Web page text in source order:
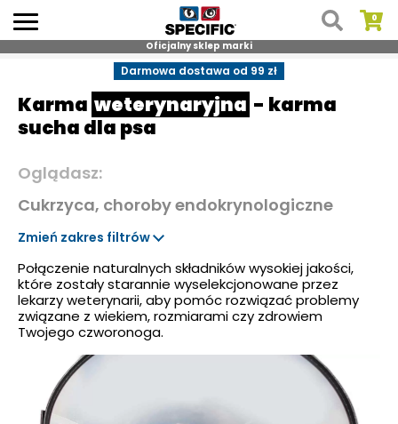
content
Oficjalny sklep marki
Darmowa dostawa od 99 zł
Karma weterynaryjna - karma
sucha dla psa
Oglądasz:
Cukrzyca, choroby endokrynologiczne
Zmień zakres filtrów
Połączenie naturalnych składników wysokiej jakości,
które zostały starannie wyselekcjonowane przez
lekarzy weterynarii, aby pomóc rozwiązać problemy
związane z wiekiem, rozmiarami czy zdrowiem
Twojego czworonoga.